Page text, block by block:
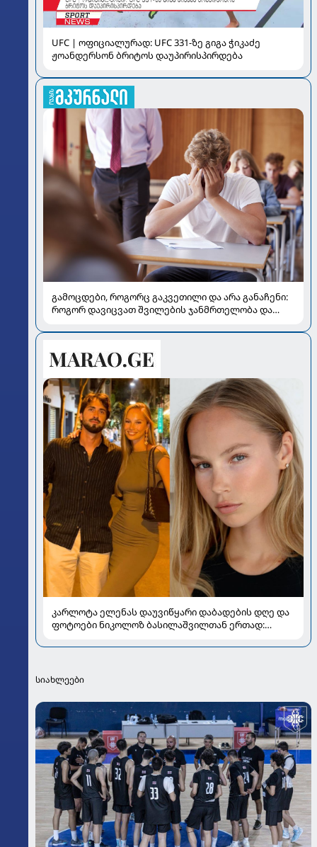
UFC | ოფიციალურად: UFC 331-ზე გიგა ჭიკაძე
ჟოანდერსონ ბრიტოს დაუპირისპირდება
გამოცდები, როგორც გაკვეთილი და არა განაჩენი:
როგორ დავიცვათ შვილების ჯანმრთელობა და
კარლოტა ელენას დაუვიწყარი დაბადების დღე და
ფოტოები ნიკოლოზ ბასილაშვილთან ერთად:
სიახლეები